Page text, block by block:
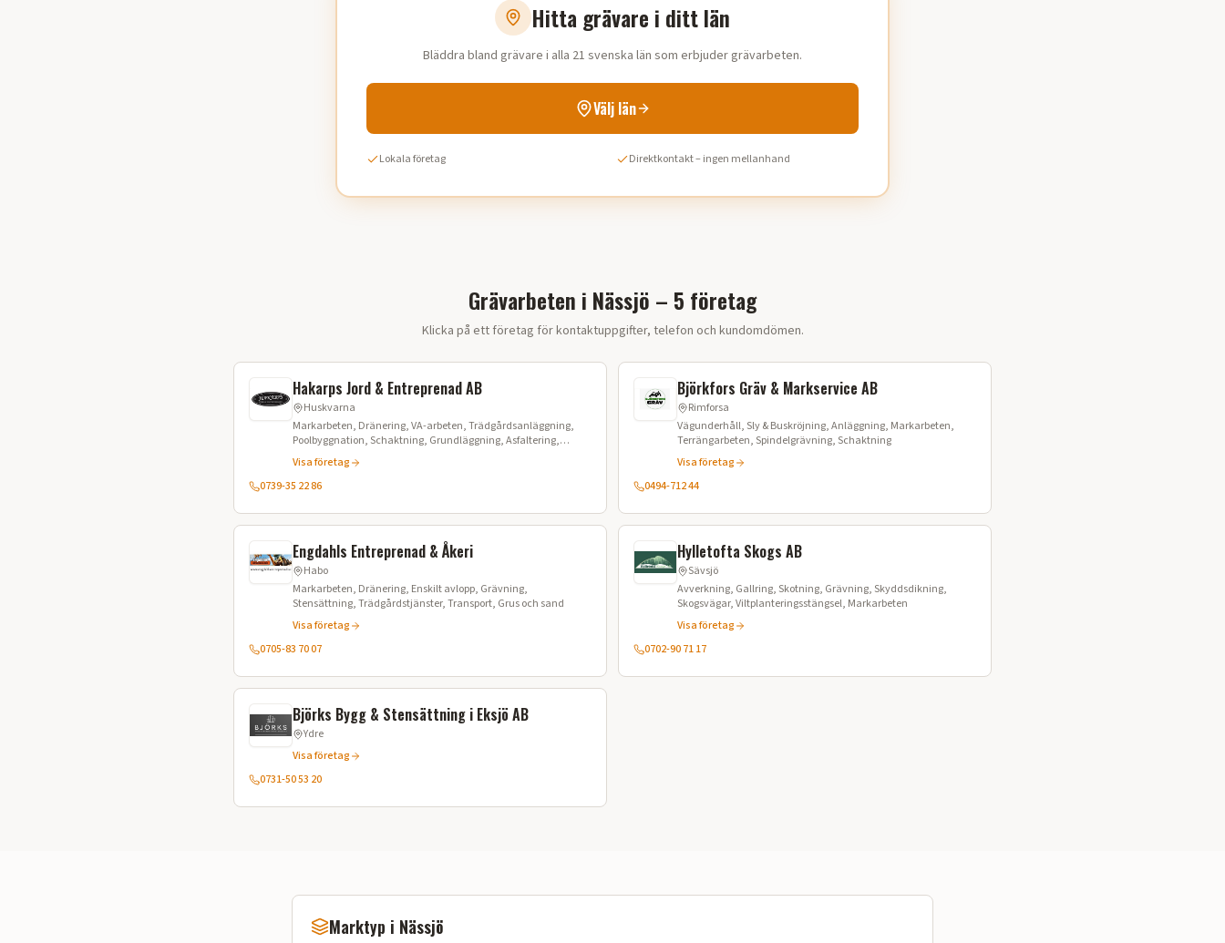
Hitta grävare i ditt län
Bläddra bland grävare i alla 21 svenska län som erbjuder grävarbeten.
Välj län
Lokala företag Direktkontakt – ingen mellanhand
Grävarbeten i Nässjö – 5 företag
Klicka på ett företag för kontaktuppgifter, telefon och kundomdömen.
Hakarps Jord & Entreprenad AB
Huskvarna
Markarbeten, Dränering, VA-arbeten, Trädgårdsanläggning,
Poolbyggnation, Schaktning, Grundläggning, Asfaltering,
Stensättning
Visa företag
0739-35 22 86
Björkfors Gräv & Markservice AB
Rimforsa
Vägunderhåll, Sly & Buskröjning, Anläggning, Markarbeten,
Terrängarbeten, Spindelgrävning, Schaktning
Visa företag
0494-712 44
Engdahls Entreprenad & Åkeri
Habo
Markarbeten, Dränering, Enskilt avlopp, Grävning,
Stensättning, Trädgårdstjänster, Transport, Grus och sand
Visa företag
0705-83 70 07
Hylletofta Skogs AB
Sävsjö
Avverkning, Gallring, Skotning, Grävning, Skyddsdikning,
Skogsvägar, Viltplanteringsstängsel, Markarbeten
Visa företag
0702-90 71 17
Björks Bygg & Stensättning i Eksjö AB
Ydre
Visa företag
0731-50 53 20
Marktyp i Nässjö